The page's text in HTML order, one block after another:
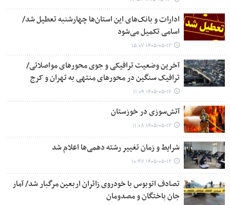
ادارات و بانک‌های این استان‌ها چهارشنبه تعطیل شد/
اسامی تکمیل می‌شود
۱۴۰۵-۰۵-۱۲ ۱۵:۰۷
آخرین وضعیت ترافیکی و جوی محورهای مواصلاتی/
ترافیک سنگین در محورهای منتهی به تهران و کرج
۱۴۰۵-۰۵-۱۲ ۱۱:۰۹
آتش‌سوزی در خوزستان
۱۴۰۵-۰۵-۱۲ ۱۱:۰۸
شرایط و زمان تغییر رشته دهمی‌ها اعلام شد
۱۴۰۵-۰۵-۱۲ ۱۰:۴۷
تصادف اتوبوس با خودروی زائران اربعین مرگبار شد/ آمار
جان باختگان و مصدومان